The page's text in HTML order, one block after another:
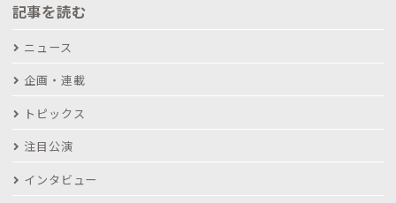
記事を読む
ニュース
企画・連載
トピックス
注目公演
インタビュー